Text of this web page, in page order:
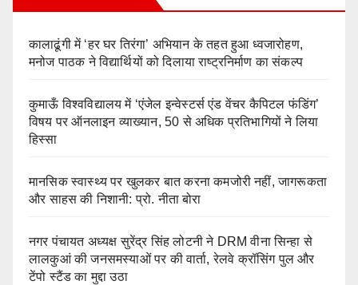
कालाढूंगी में ‘हर घर तिरंगा’ अभियान के तहत हुआ ध्वजारोहण,
मनोज पाठक ने विद्यार्थियों को दिलाया राष्ट्रनिर्माण का संकल्प
कुमाऊँ विश्वविद्यालय में ‘एंजेल इन्वेस्टर्स एंड वेंचर कैपिटल फंडिंग’
विषय पर ऑनलाइन व्याख्यान, 50 से अधिक प्रतिभागियों ने लिया
हिस्सा
मानसिक स्वास्थ्य पर खुलकर बात करना कमजोरी नहीं, जागरूकता
और साहस की निशानी: प्रो. नीता बोरा
नगर पंचायत अध्यक्ष सुरेंद्र सिंह लोटनी ने DRM वीना सिन्हा से
लालकुआं की जनसमस्याओं पर की वार्ता, रेलवे क्रॉसिंग पुल और
टेंपो स्टैंड का मुद्दा उठा